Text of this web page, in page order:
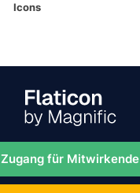
Icons
Zugang für Mitwirkende